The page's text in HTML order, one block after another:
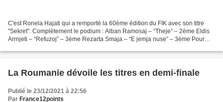
C'est Ronela Hajati qui a remporté la 60ème édition du FIK avec son titre
"Sekret". Complètement le podium : Alban Ramosaj – “Theje” – 2ème Eldis
Arrnjeti – “Refuzoj” – 3ème Rezarta Smaja – “E jemja nuse” – 3ème Pour
La Roumanie dévoile les titres en demi-finale
Publié le 23/12/2021 à 22:56
Par France12points